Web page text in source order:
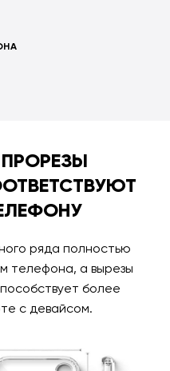
ряда полностью
телефона, а вырезы
более
с девайсом.